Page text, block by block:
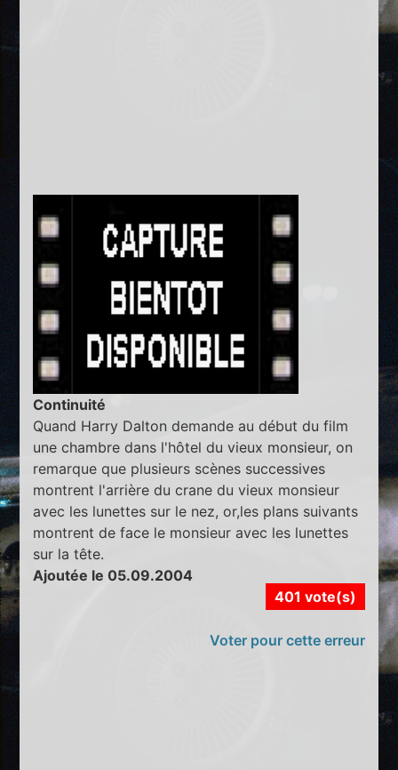
Continuité
Quand Harry Dalton demande au début du film
une chambre dans l'hôtel du vieux monsieur, on
remarque que plusieurs scènes successives
montrent l'arrière du crane du vieux monsieur
avec les lunettes sur le nez, or,les plans suivants
montrent de face le monsieur avec les lunettes
sur la tête.
Ajoutée le 05.09.2004
401 vote(s)
Voter pour cette erreur